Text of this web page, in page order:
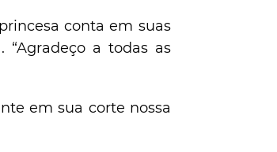
conta em suas
a todas as
em sua corte nossa